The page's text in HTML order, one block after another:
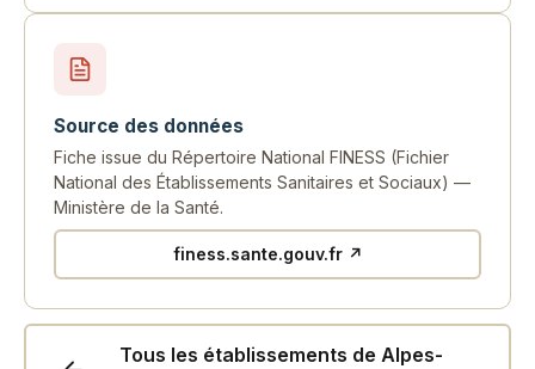
Source des données
Fiche issue du Répertoire National FINESS (Fichier
National des Établissements Sanitaires et Sociaux) —
Ministère de la Santé.
finess.sante.gouv.fr ↗
Tous les établissements de Alpes-